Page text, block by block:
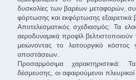
δυσκολίες των βαρέων μεταφορών,
φόρτωσης και εκφόρτωσης εξαιρετικά
Αποτελεσματικός σχεδιασμός: Τα
αεροδυναμικά προφίλ βελτιστοποιούν
μειώνοντας το λειτουργικό
αποστάσεων.
Προσαρμόσιμα χαρακτηριστικά:
δέσμευσης, οι αφαιρούμενοι